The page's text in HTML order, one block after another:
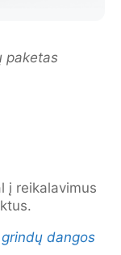
paketas
į reikalavimus
dangos